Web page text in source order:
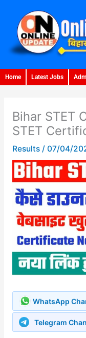
content
Home Latest Jobs
Bihar STET
STET
Results/ 07/04/
WhatsApp
Telegram